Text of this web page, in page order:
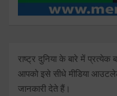
राष्ट्र दुनिया के बारे में प्रत्येक
आपको इसे सीधे मीडिया
जानकारी देते हैं।